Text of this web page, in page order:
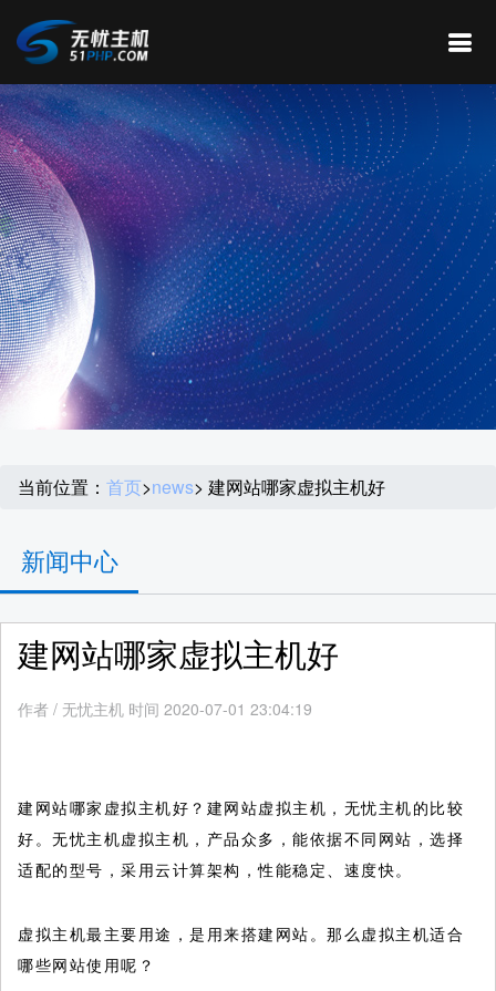
当前位置： 首页>news> 建网站哪家虚拟主机好
新闻中心
建网站哪家虚拟主机好
作者 / 无忧主机 时间 2020-07-01 23:04:19
建网站哪家虚拟主机好？建网站虚拟主机，无忧主机的比较
好。无忧主机虚拟主机，产品众多，能依据不同网站，选择
适配的型号，采用云计算架构，性能稳定、速度快。
虚拟主机最主要用途，是用来搭建网站。那么虚拟主机适合
哪些网站使用呢？